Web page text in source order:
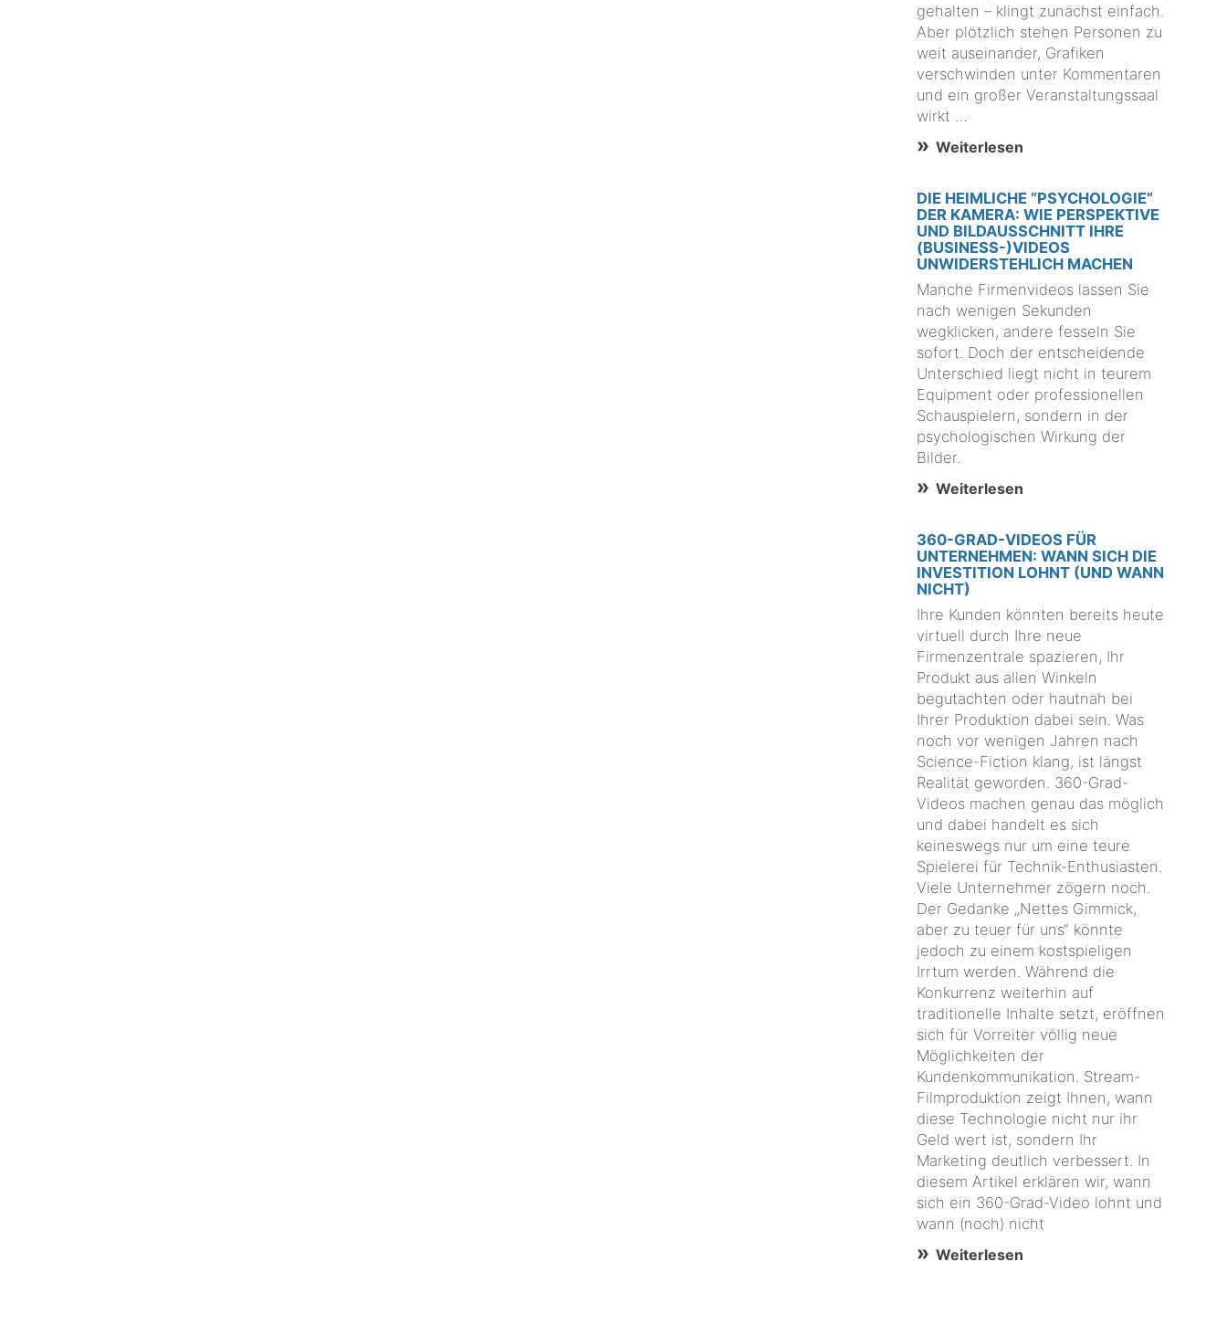
gehalten – klingt zunächst einfach.
Aber plötzlich stehen Personen zu
weit auseinander, Grafiken
verschwinden unter Kommentaren
und ein großer Veranstaltungssaal
wirkt …
Weiterlesen
DIE HEIMLICHE “PSYCHOLOGIE”
DER KAMERA: WIE PERSPEKTIVE
UND BILDAUSSCHNITT IHRE
(BUSINESS-)VIDEOS
UNWIDERSTEHLICH MACHEN
Manche Firmenvideos lassen Sie
nach wenigen Sekunden
wegklicken, andere fesseln Sie
sofort. Doch der entscheidende
Unterschied liegt nicht in teurem
Equipment oder professionellen
Schauspielern, sondern in der
psychologischen Wirkung der
Bilder.
Weiterlesen
360-GRAD-VIDEOS FÜR
UNTERNEHMEN: WANN SICH DIE
INVESTITION LOHNT (UND WANN
NICHT)
Ihre Kunden könnten bereits heute
virtuell durch Ihre neue
Firmenzentrale spazieren, Ihr
Produkt aus allen Winkeln
begutachten oder hautnah bei
Ihrer Produktion dabei sein. Was
noch vor wenigen Jahren nach
Science-Fiction klang, ist längst
Realität geworden. 360-Grad-
Videos machen genau das möglich
und dabei handelt es sich
keineswegs nur um eine teure
Spielerei für Technik-Enthusiasten.
Viele Unternehmer zögern noch.
Der Gedanke „Nettes Gimmick,
aber zu teuer für uns“ könnte
jedoch zu einem kostspieligen
Irrtum werden. Während die
Konkurrenz weiterhin auf
traditionelle Inhalte setzt, eröffnen
sich für Vorreiter völlig neue
Möglichkeiten der
Kundenkommunikation. Stream-
Filmproduktion zeigt Ihnen, wann
diese Technologie nicht nur ihr
Geld wert ist, sondern Ihr
Marketing deutlich verbessert. In
diesem Artikel erklären wir, wann
sich ein 360-Grad-Video lohnt und
wann (noch) nicht
Weiterlesen